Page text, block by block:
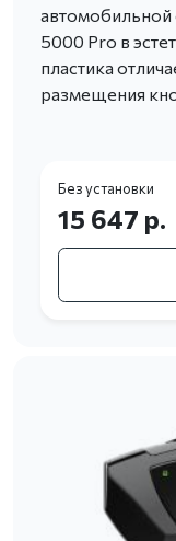
автомобильной
5000 Pro в
пластика
размещения
Без установки
15 647 р.